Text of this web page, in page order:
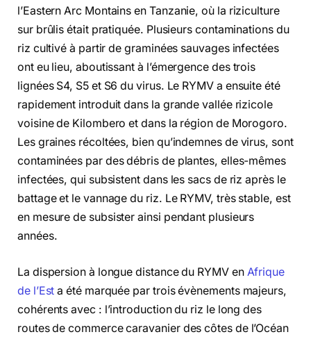
l’Eastern Arc Montains en Tanzanie, où la riziculture
sur brûlis était pratiquée. Plusieurs contaminations du
riz cultivé à partir de graminées sauvages infectées
ont eu lieu, aboutissant à l’émergence des trois
lignées S4, S5 et S6 du virus. Le RYMV a ensuite été
rapidement introduit dans la grande vallée rizicole
voisine de Kilombero et dans la région de Morogoro.
Les graines récoltées, bien qu’indemnes de virus, sont
contaminées par des débris de plantes, elles-mêmes
infectées, qui subsistent dans les sacs de riz après le
battage et le vannage du riz. Le RYMV, très stable, est
en mesure de subsister ainsi pendant plusieurs
années.
La dispersion à longue distance du RYMV en Afrique
de l’Esta été marquée par trois évènements majeurs,
cohérents avec : l’introduction du riz le long des
routes de commerce caravanier des côtes de l’Océan